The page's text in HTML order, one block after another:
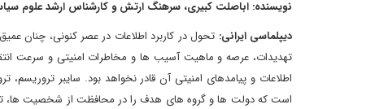
نویسنده: اباصلت کبیری، سرهنگ ارتش و کارشناس ارشد علوم
دیپلماسی ایرانی: تحول در کاربرد اطلاعات در عصر کنونی، چنان
تهدیدات، عرصه و ماهیت آسیب ها و مخاطرات امنیتی و سرعت
اطلاعات و پیامدهای امنیتی آن قادر نخواهد بود. سایبر
است که دولت ها و گروه های هدف را در محافظت از شخصیت ها،